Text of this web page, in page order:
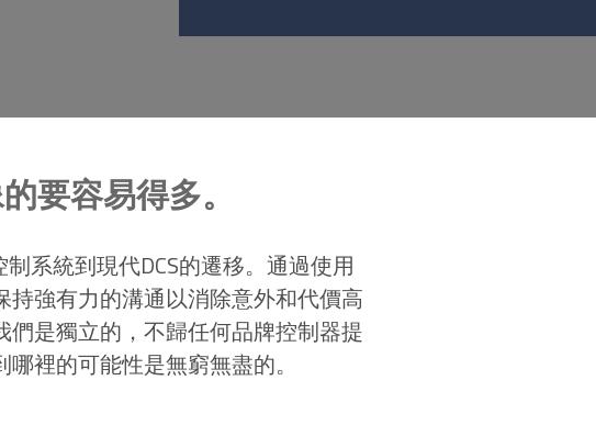
要容易得多。
系統到現代DCS的遷移。通過使用
強有力的溝通以消除意外和代價高
是獨立的，不歸任何品牌控制器提
裡的可能性是無窮無盡的。